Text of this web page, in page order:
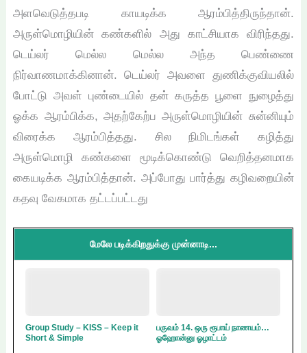
அளவெடுத்தபடி காயடிக்க ஆரம்பித்திருந்தான்.
அருள்மொழியின் கண்களில் அது காட்சியாக விரிந்தது.
டெய்லர் மெல்ல மெல்ல அந்த பெண்ணை
நிர்வாணமாக்கினான். டெய்லர் அவளை துணிக்குவியலில்
போட்டு அவள் புண்டையில் தன் கருத்த பூளை நுழைத்து
ஓக்க ஆரம்பிக்க, அதற்கேற்ப அருள்மொழியின் சுன்னியும்
விரைக்க ஆரம்பித்தது. சில நிமிடங்கள் கழித்து
அருள்மொழி கண்களை மூடிக்கொண்டு வெறித்தனமாக
கையடிக்க ஆரம்பித்தான். அப்போது பார்த்து கழிவறையின்
கதவு வேகமாக தட்டப்பட்டது
மேலே படிக்கிறதுக்கு முன்னாடி...
Group Study – KISS – Keep it
Short & Simple
பருவம் 14. ஒரு ரூபாய் நாணயம்…
ஓஹோன்னு ஓழாட்டம்